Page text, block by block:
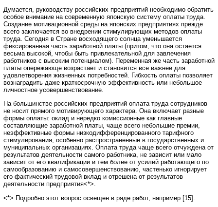
Думается, руководству российских предприятий необходимо обратить
особое внимание на современную японскую систему оплаты труда.
Создание мотивационной среды на японских предприятиях прежде
всего заключается во внедрении стимулирующих методов оплаты
труда. Сегодня в Стране восходящего солнца уменьшается
фиксированная часть заработной платы (притом, что она остается
весьма высокой, чтобы быть привлекательной для завлечения
работников с высоким потенциалом). Переменная же часть заработной
платы опережающе возрастает и становится все важнее для
удовлетворения жизненных потребностей. Гибкость оплаты позволяет
вознаградить даже краткосрочную эффективность или небольшое
личностное усовершенствование.
На большинстве российских предприятий оплата труда сотрудников
не носит прямого мотивирующего характера. Она включает разные
формы оплаты: оклад и нередко комиссионные как главные
составляющие заработной платы, чаще всего небольшие премии,
неэффективные формы низкодифференцированного тарифного
стимулирования, особенно распространенные в государственных и
муниципальных организациях. Оплата труда чаще всего отчуждена от
результатов деятельности самого работника, не зависит или мало
зависит от его квалификации и тем более от усилий работающего по
самообразованию и самосовершенствованию, частенько игнорирует
его фактический трудовой вклад и отрешена от результатов
деятельности предприятия<*>.
<*> Подробно этот вопрос освещен в ряде работ, например [15].